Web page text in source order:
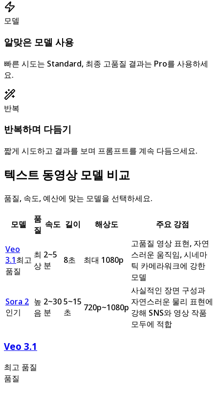
모델
알맞은 모델 사용
빠른 시도는 Standard, 최종 고품질 결과는 Pro를 사용하세
요.
반복
반복하며 다듬기
짧게 시도하고 결과를 보며 프롬프트를 계속 다듬으세요.
텍스트 동영상 모델 비교
품질, 속도, 예산에 맞는 모델을 선택하세요.
모델
품
질
속도 길이 해상도 주요 강점
Veo
3.1최고
품질
최
상
2~5
분
8초 최대 1080p
고품질 영상 표현, 자연
스러운 움직임, 시네마
틱 카메라워크에 강한
모델
Sora 2
인기
높
음
2~30
분
5~15
초
720p~1080p
사실적인 장면 구성과
자연스러운 물리 표현에
강해 SNS와 영상 작품
모두에 적합
Veo 3.1
최고 품질
품질